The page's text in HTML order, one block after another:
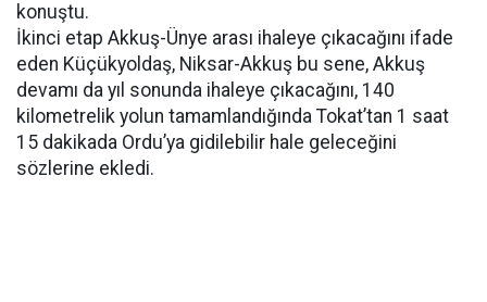
konuştu.
İkinci etap Akkuş-Ünye arası ihaleye çıkacağını ifade
eden Küçükyoldaş, Niksar-Akkuş bu sene, Akkuş
devamı da yıl sonunda ihaleye çıkacağını, 140
kilometrelik yolun tamamlandığında Tokat’tan 1 saat
15 dakikada Ordu’ya gidilebilir hale geleceğini
sözlerine ekledi.